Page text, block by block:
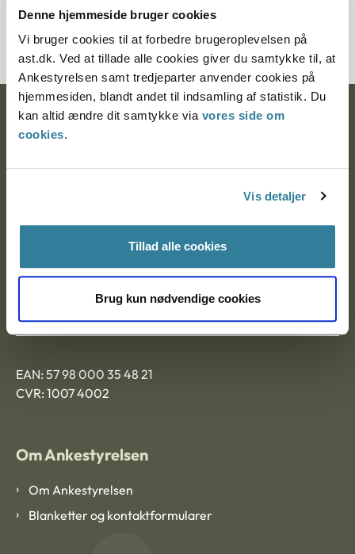
Denne hjemmeside bruger cookies
Vi bruger cookies til at forbedre brugeroplevelsen på
ast.dk. Ved at tillade alle cookies giver du samtykke til, at
Ankestyrelsen samt tredjeparter anvender cookies på
hjemmesiden, blandt andet til indsamling af statistik. Du
kan altid ændre dit samtykke via vores side om
cookies.
Vis detaljer
Tillad alle cookies
Brug kun nødvendige cookies
Hent publikationen
Ankestyrelsen
Ankestyrelsen Aalborg
EAN: 57 98 000 35 48 21
CVR: 1007 4002
Om Ankestyrelsen
Om Ankestyrelsen
Blanketter og kontaktformularer